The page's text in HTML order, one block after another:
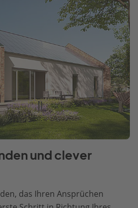
und clever
das Ihren Ansprüchen